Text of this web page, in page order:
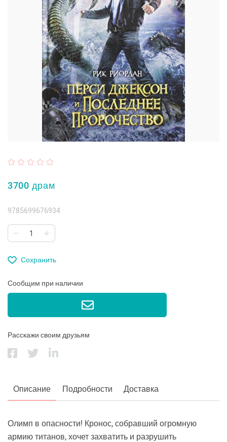
3700 драм
9785699676934
Сохранить
Сообщим при наличии
Расскажи своим друзьям
Описание Подробности Доставка
Олимп в опасности! Кронос, собравший огромную
армию титанов, хочет захватить и разрушить